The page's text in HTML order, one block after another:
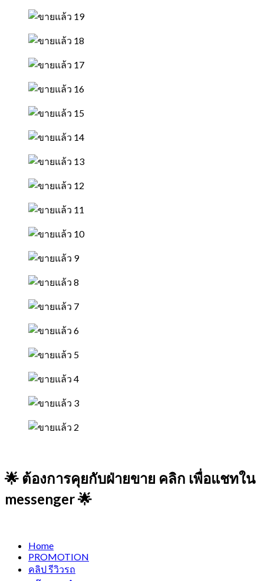
🌟 ต้องการคุยกับฝ่ายขาย คลิก เพื่อแชทใน
messenger 🌟
Home
PROMOTION
คลิป รีวิวรถ